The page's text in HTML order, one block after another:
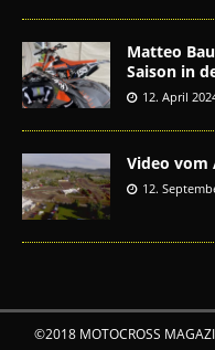
Matteo
Saison in
12. April
Video vom
12.
©2018 MOTOCROSS